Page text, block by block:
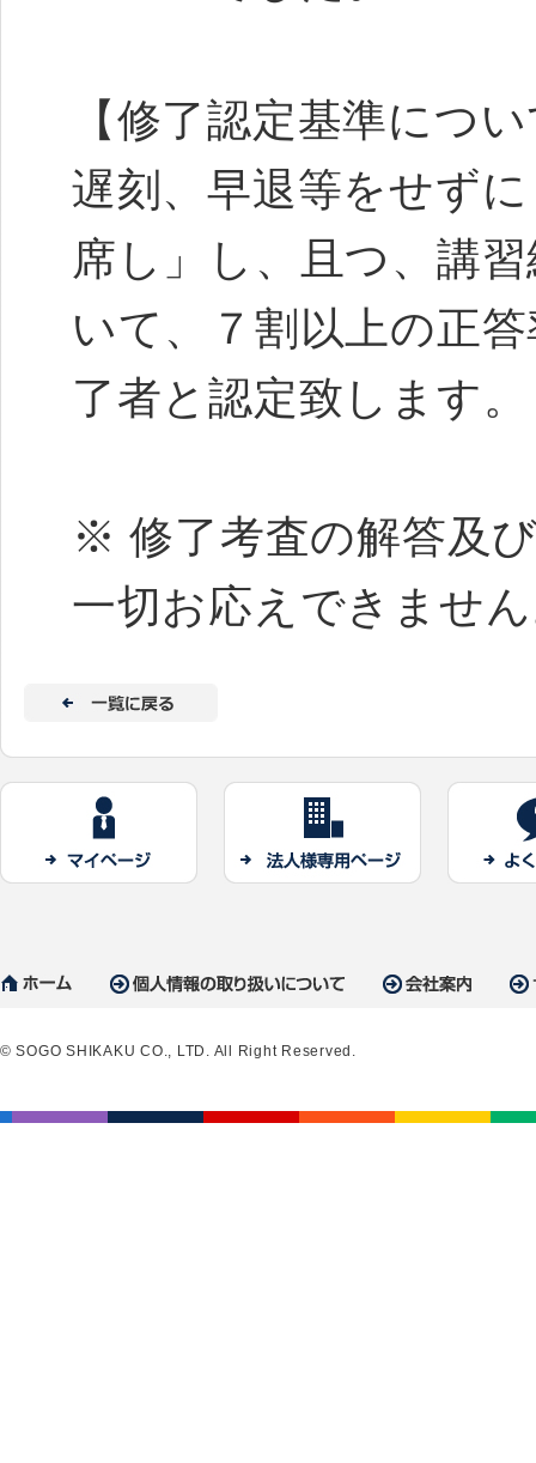
【修了認定基準につ
遅刻、早退等をせず
席し」し、且つ、講
いて、７割以上の正
了者と認定致します
※ 修了考査の解答及
一切お応えできませ
© SOGO SHIKAKU CO., LTD. All Right Reserved.